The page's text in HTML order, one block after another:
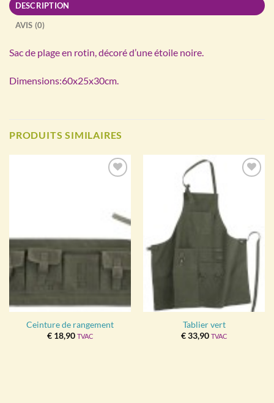
DESCRIPTION
AVIS (0)
Sac de plage en rotin, décoré d’une étoile noire.
Dimensions:60x25x30cm.
PRODUITS SIMILAIRES
Ceinture de rangement
€18,90 TVAC
Tablier vert
€33,90 TVAC